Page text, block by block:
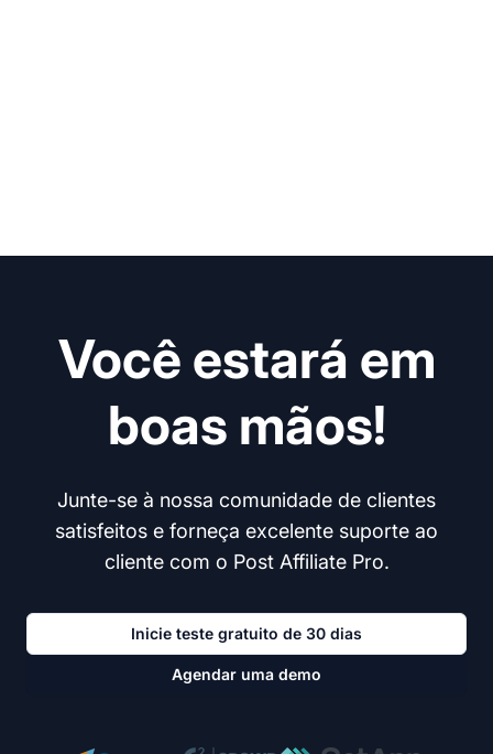
Você estará em
boas mãos!
Junte-se à nossa comunidade de clientes
satisfeitos e forneça excelente suporte ao
cliente com o Post Affiliate Pro.
Inicie teste gratuito de 30 dias
Agendar uma demo